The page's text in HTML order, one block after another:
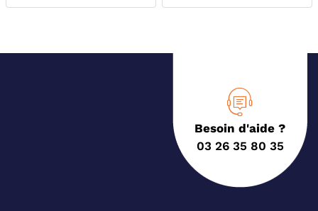
Besoin d'aide ?
03 26 35 80 35